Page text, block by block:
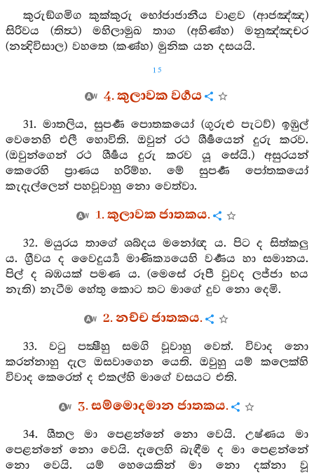
කුරුඞ්ගමිග කුක්කුරු භෝජාජානීය වාළව (ආජඤ්ඤ)
සිරිවය (තිත්‍ථ) මහිලාමුඛ තාග (අහිණ්හ) මනුඤ්ඤචර
(නන්‍දිවිසාල) වහතෙ (කණ්හ) මුනික යන දසයයි.
15
4. කුලාවක වර්‍ගය
31. මාතලිය, සුපර්‍ණ පොතකයෝ (ගුරුළු පැටව්) ඉඹුල්
වෙනෙහි එලී හොවිති. ඔවුන් රථ ශීර්‍ෂයෙන් දුරු කරව.
(ඔවුන්ගෙන් රථ ශීර්‍ෂය දුරු කරව යූ සේයි.) අසුරයන්
කෙරෙහි ප්‍රාණය හරිම්හ. මේ සුපර්‍ණ පෝතකයෝ
කැදැල්ලෙන් පහවූවාහු නො වෙත්වා.
1. කුලාවක ජාතකය.
32. මයුරය තාගේ ශබ්දය මනෝඥ ය. පිට ද සිත්කලු
ය. ග්‍රීවය ද වෛදුර්‍ය්‍ය මාණික්‍යයෙහි වර්‍ණය හා සමානය.
පිල් ද බඹයක් පමණ ය. (මෙසේ රූපී වුවද ලජ්ජා භය
නැති) නැටීම හේතු කොට තට මාගේ දුව නො දෙමි.
2. නච්ච ජාතකය.
33. වටු පක්‍ෂීහු සමගි වූවාහු වෙත්. විවාද නො
කරන්නාහු දැල ඔසවාගෙන යෙති. ඔවුහු යම් කලෙක්හි
විවාද කෙරෙත් ද එකල්හි මාගේ වසයට එති.
3. සම්මොදමාන ජාතකය.
34. ශීතල මා පෙළන්නේ නො වෙයි. උෂ්ණය මා
පෙළන්නේ නො වෙයි. දැලෙහි බැඳීම ද මා පෙළන්නේ
නො වෙයි. යම් හෙයෙකින් මා නො දක්නා වූ